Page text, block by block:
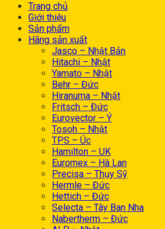
Trang chủ
Giới thiệu
Sản phẩm
Hãng sản xuất
Jasco – Nhật Bản
Hitachi – Nhật
Yamato – Nhật
Behr – Đức
Hiranuma – Nhật
Fritsch – Đức
Eurovector – Ý
Tosoh – Nhật
TPS – Úc
Hamilton – UK
Euromex – Hà Lan
Precisa – Thụy Sỹ
Hermle – Đức
Hettich – Đức
Selecta – Tây Ban Nha
Nabertherm – Đức